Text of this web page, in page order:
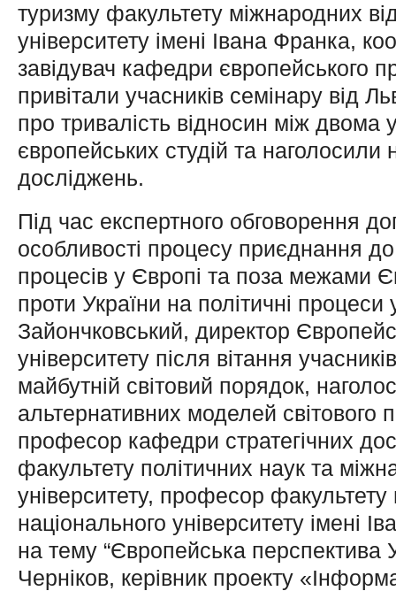
туризму факультету міжнародних
університету імені Івана Франка,
завідувач кафедри європейського
привітали учасників семінару від
про тривалість відносин між двома
європейських студій та наголосили
досліджень.
Під час експертного обговорення
особливості процесу приєднання
процесів у Європі та поза межами
проти України на політичні
Зайончковський, директор
університету після вітання
майбутній світовий порядок,
альтернативних моделей
професор кафедри стратегічних
факультету політичних наук та
університету, професор
національного університету імені
на тему “Європейська перспектива
Черніков, керівник проекту